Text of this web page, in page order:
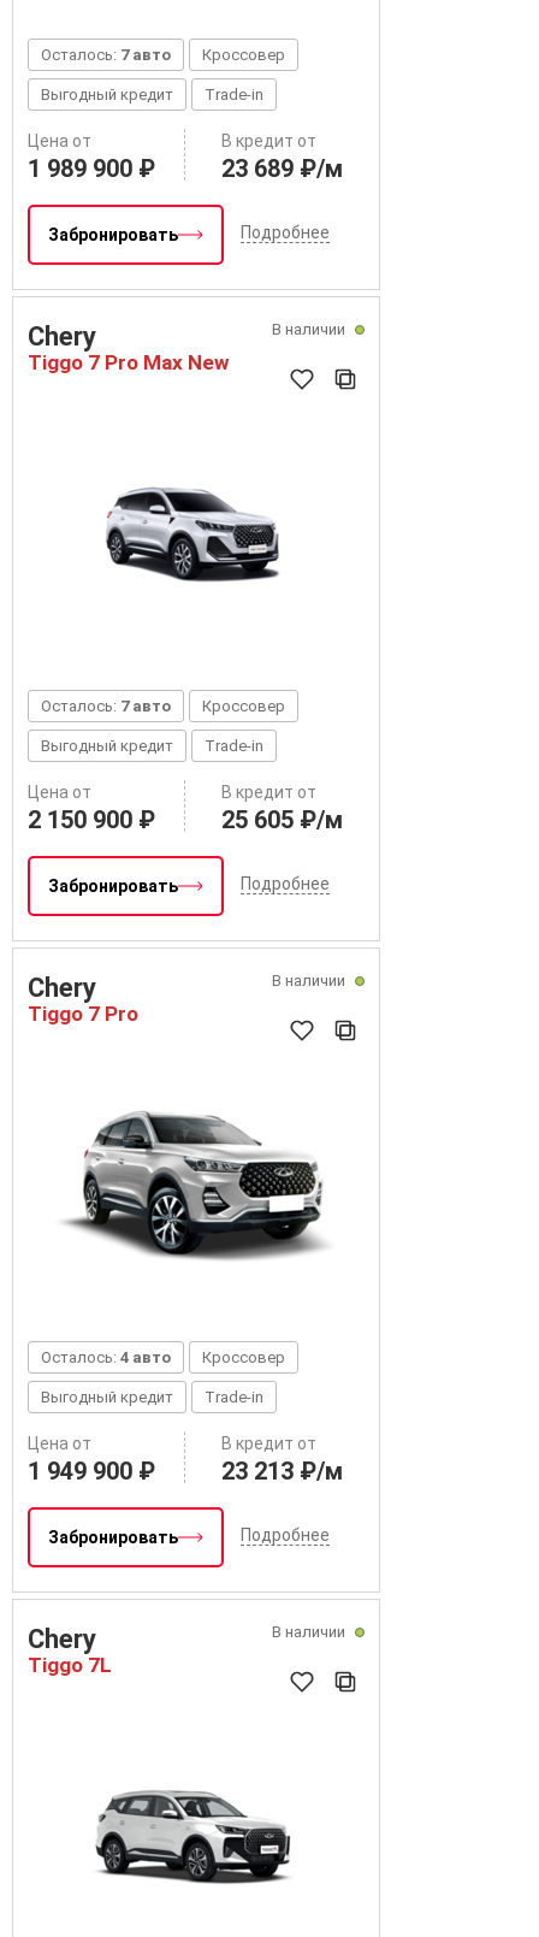
Осталось: 7 авто Кроссовер
Выгодный кредит Trade-in
Цена от
1 989 900 ₽
В кредит от
23 689 ₽/м
Забронировать Подробнее
В наличии
Chery
Tiggo 7 Pro Max New
Осталось: 7 авто Кроссовер
Выгодный кредит Trade-in
Цена от
2 150 900 ₽
В кредит от
25 605 ₽/м
Забронировать Подробнее
В наличии
Chery
Tiggo 7 Pro
Осталось: 4 авто Кроссовер
Выгодный кредит Trade-in
Цена от
1 949 900 ₽
В кредит от
23 213 ₽/м
Забронировать Подробнее
В наличии
Chery
Tiggo 7L